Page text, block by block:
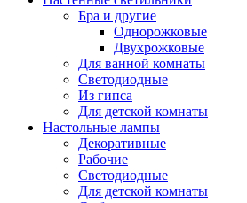
Бра и другие
Однорожковые
Двухрожковые
Для ванной комнаты
Светодиодные
Из гипса
Для детской комнаты
Настольные лампы
Декоративные
Рабочие
Светодиодные
Для детской комнаты